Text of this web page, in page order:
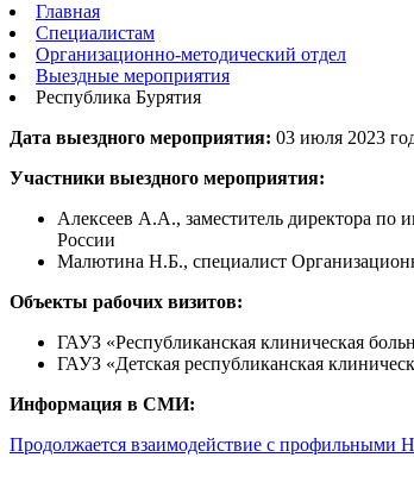
Главная
Специалистам
Организационно-методический отдел
Выездные мероприятия
Республика Бурятия
Дата выездного мероприятия: 03 июля 2023
Участники выездного мероприятия:
Алексеев А.А., заместитель директора по
России
Малютина Н.Б., специалист
Объекты рабочих визитов:
ГАУЗ «Республиканская клиническая
ГАУЗ «Детская республиканская
Информация в СМИ:
Продолжается взаимодействие с